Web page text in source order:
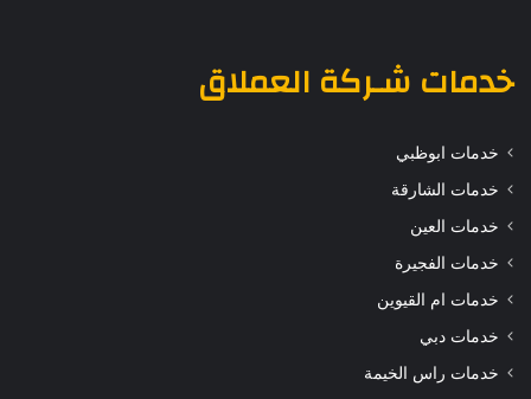
خدمات شـركة العملاق
خدمات ابوظبي
خدمات الشارقة
خدمات العين
خدمات الفجيرة
خدمات ام القيوين
خدمات دبي
خدمات راس الخيمة